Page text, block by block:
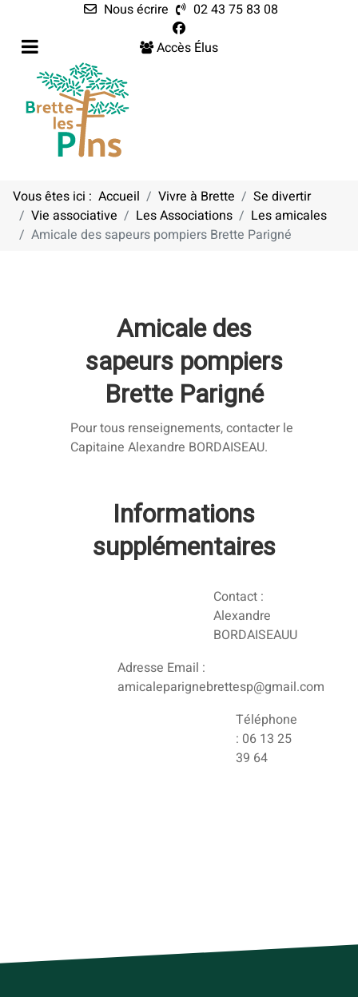
Nous écrire
02 43 75 83 08
Accès Élus
Vous êtes ici : Accueil Vivre à Brette
Se divertir
Vie associative
Les Associations
Les amicales
Amicale des sapeurs pompiers Brette Parigné
Amicale des
sapeurs pompiers
Brette Parigné
Pour tous renseignements, contacter le
Capitaine Alexandre BORDAISEAU.
Informations
supplémentaires
Contact :
Alexandre
BORDAISEAUU
Adresse Email :
amicaleparignebrettesp@gmail.com
Téléphone
: 06 13 25
39 64